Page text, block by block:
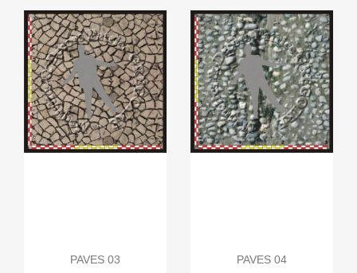
PAVES 03 PAVES 04